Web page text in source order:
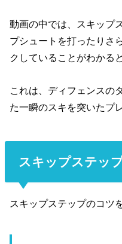
動画の中では、スキップ
プシュートを打ったりさ
クしていることがわかる
これは、ディフェンスの
た一瞬のスキを突いたプ
スキップステッ
スキップステップのコツ